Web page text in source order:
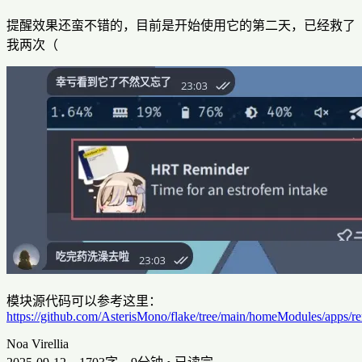
提醒效果还蛮不错的，目前是开始使用它的第二天，已经救了
我两次（
模块源代码可以参考这里：
https://github.com/AsterisMono/flake/tree/main/homeModules/apps/
Noa Virellia